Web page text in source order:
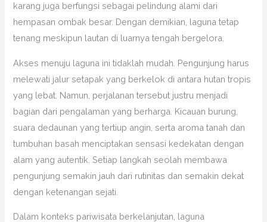
karang juga berfungsi sebagai pelindung alami dari
hempasan ombak besar. Dengan demikian, laguna tetap
tenang meskipun lautan di luarnya tengah bergelora.
Akses menuju laguna ini tidaklah mudah. Pengunjung harus
melewati jalur setapak yang berkelok di antara hutan tropis
yang lebat. Namun, perjalanan tersebut justru menjadi
bagian dari pengalaman yang berharga. Kicauan burung,
suara dedaunan yang tertiup angin, serta aroma tanah dan
tumbuhan basah menciptakan sensasi kedekatan dengan
alam yang autentik. Setiap langkah seolah membawa
pengunjung semakin jauh dari rutinitas dan semakin dekat
dengan ketenangan sejati.
Dalam konteks pariwisata berkelanjutan, laguna